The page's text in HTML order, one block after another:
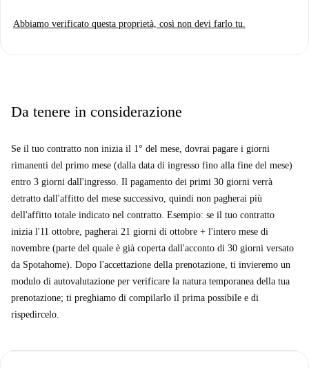
Abbiamo verificato questa proprietà, così non devi farlo tu.
Da tenere in considerazione
Se il tuo contratto non inizia il 1° del mese, dovrai pagare i giorni
rimanenti del primo mese (dalla data di ingresso fino alla fine del mese)
entro 3 giorni dall'ingresso. Il pagamento dei primi 30 giorni verrà
detratto dall'affitto del mese successivo, quindi non pagherai più
dell'affitto totale indicato nel contratto. Esempio: se il tuo contratto
inizia l'11 ottobre, pagherai 21 giorni di ottobre + l'intero mese di
novembre (parte del quale è già coperta dall'acconto di 30 giorni versato
da Spotahome). Dopo l'accettazione della prenotazione, ti invieremo un
modulo di autovalutazione per verificare la natura temporanea della tua
prenotazione; ti preghiamo di compilarlo il prima possibile e di
rispedircelo.